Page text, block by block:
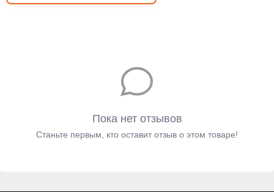
Пока нет отзывов
Станьте первым, кто оставит отзыв о этом товаре!